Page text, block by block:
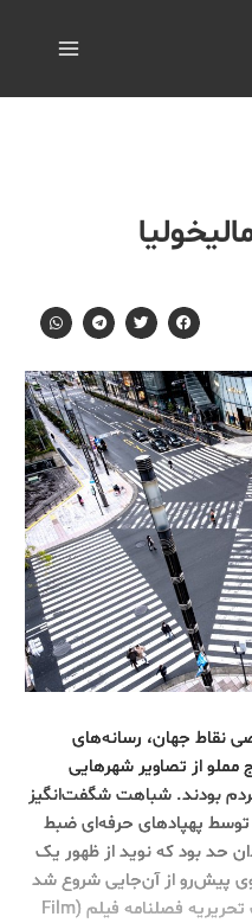
بیشتر کوویدـ۱۹ در اقصی نقاط جهان، رسانه‌های
مملو از تصاویر شهرهایی
بودند. شباهت شگفت‌انگیز
توسط پهپادهای حرفه‌ای ضبط
حد بود که نوید از ظهور یک
پیش‌رو از آن‌جایی شروع شد
که پاتریشیا زیمرمن، از اعضای هیأت تحریریه فصلنامه فیلم (Film